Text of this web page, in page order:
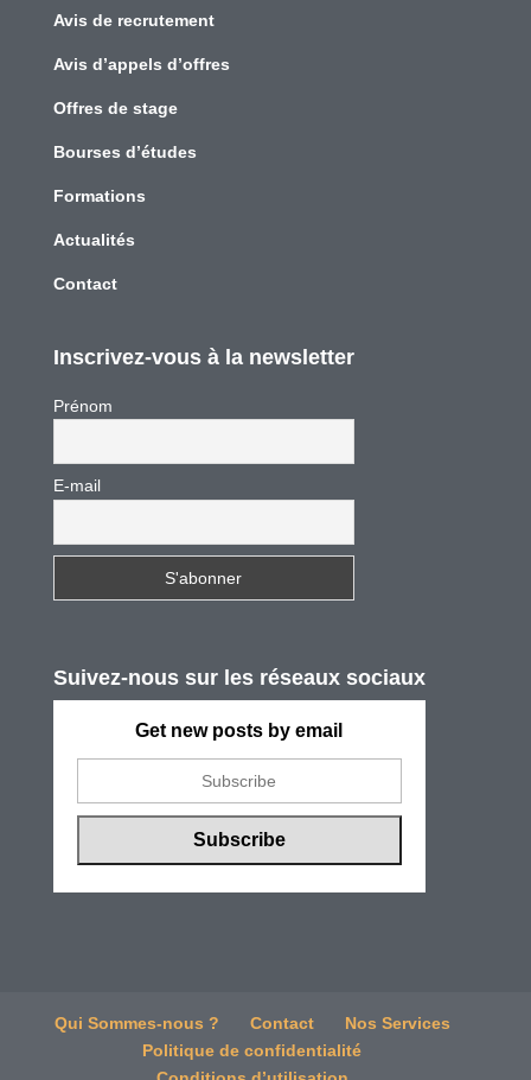
Avis de recrutement
Avis d’appels d’offres
Offres de stage
Bourses d’études
Formations
Actualités
Contact
Inscrivez-vous à la newsletter
Prénom
E-mail
Suivez-nous sur les réseaux sociaux
Get new posts by email
Qui Sommes-nous ? Contact
Nos Services
Politique de confidentialité